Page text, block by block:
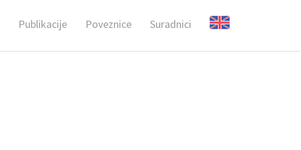
Publikacije Poveznice Suradnici